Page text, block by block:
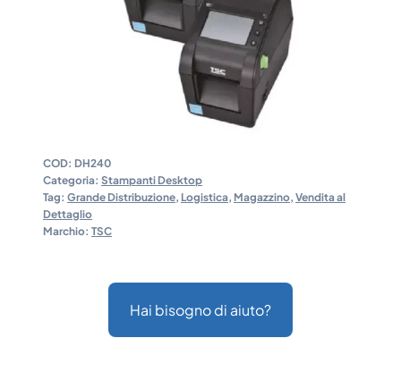
COD: DH240
Categoria: Stampanti Desktop
Tag: Grande Distribuzione, Logistica, Magazzino, Vendita al
Dettaglio
Marchio: TSC
Hai bisogno di aiuto?